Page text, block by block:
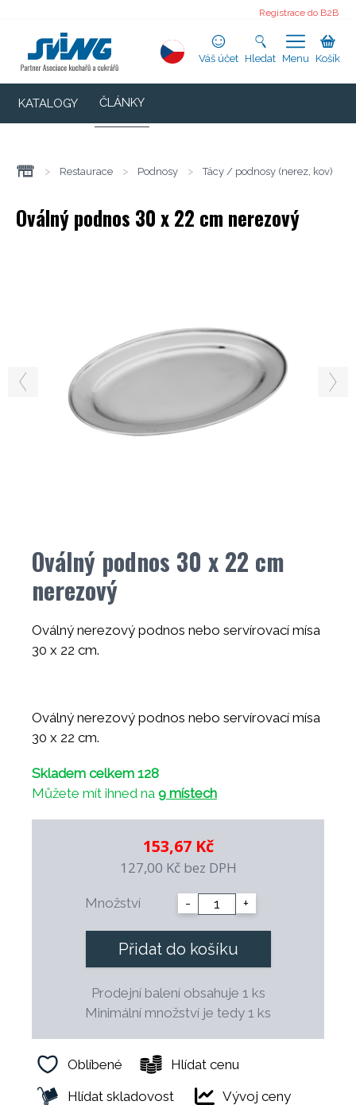
Registrace do B2B
Váš účet Hledat Menu Košík
KATALOGY ČLÁNKY
> Restaurace > Podnosy > Tácy / podnosy (nerez, kov)
Oválný podnos 30 x 22 cm nerezový
Oválný podnos 30 x 22 cm
nerezový
Oválný nerezový podnos nebo servírovací mísa
30 x 22 cm.
Oválný nerezový podnos nebo servírovací mísa
30 x 22 cm.
Skladem celkem 128
Můžete mít ihned na 9 místech
153,67 Kč
127,00 Kč bez DPH
Množství - +
Přidat do košíku
Prodejní balení obsahuje 1 ks
Minimální množství je tedy 1 ks
Oblíbené
Hlídat cenu
Hlídat skladovost
Vývoj ceny